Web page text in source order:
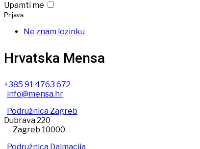
Upamti me
Prijava
Ne znam lozinku
Hrvatska Mensa
+385 91 4763 672
info@mensa.hr
Podružnica Zagreb
Dubrava 220
Zagreb 10000
Podružnica Dalmacija